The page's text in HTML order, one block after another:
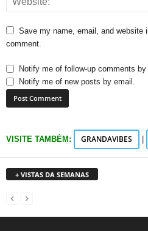
Save my name, email, and website
comment.
Notify me of follow-up comments by
Notify me of new posts by email.
VISITE TAMBÉM: GRANDAVIBES
+ VISTAS DA SEMANAS